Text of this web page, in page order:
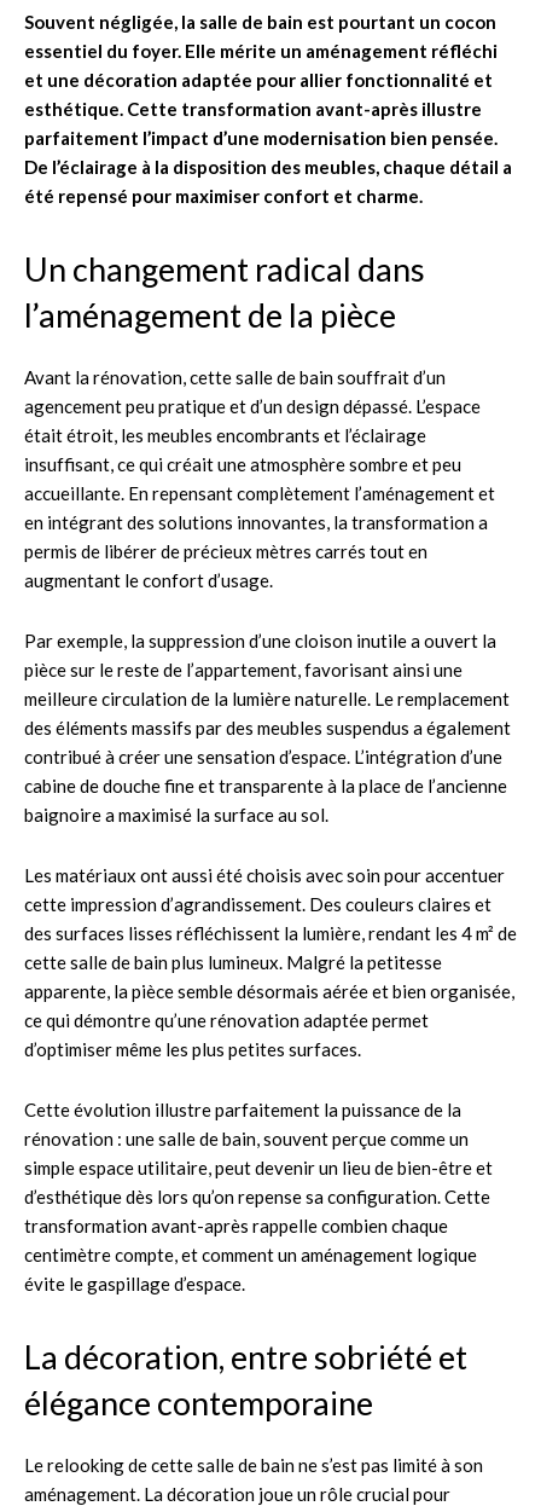
Souvent négligée, la salle de bain est pourtant un cocon
essentiel du foyer. Elle mérite un aménagement réfléchi
et une décoration adaptée pour allier fonctionnalité et
esthétique. Cette transformation avant-après illustre
parfaitement l’impact d’une modernisation bien pensée.
De l’éclairage à la disposition des meubles, chaque détail a
été repensé pour maximiser confort et charme.
Un changement radical dans
l’aménagement de la pièce
Avant la rénovation, cette salle de bain souffrait d’un
agencement peu pratique et d’un design dépassé. L’espace
était étroit, les meubles encombrants et l’éclairage
insuffisant, ce qui créait une atmosphère sombre et peu
accueillante. En repensant complètement l’aménagement et
en intégrant des solutions innovantes, la transformation a
permis de libérer de précieux mètres carrés tout en
augmentant le confort d’usage.
Par exemple, la suppression d’une cloison inutile a ouvert la
pièce sur le reste de l’appartement, favorisant ainsi une
meilleure circulation de la lumière naturelle. Le remplacement
des éléments massifs par des meubles suspendus a également
contribué à créer une sensation d’espace. L’intégration d’une
cabine de douche fine et transparente à la place de l’ancienne
baignoire a maximisé la surface au sol.
Les matériaux ont aussi été choisis avec soin pour accentuer
cette impression d’agrandissement. Des couleurs claires et
des surfaces lisses réfléchissent la lumière, rendant les 4 m² de
cette salle de bain plus lumineux. Malgré la petitesse
apparente, la pièce semble désormais aérée et bien organisée,
ce qui démontre qu’une rénovation adaptée permet
d’optimiser même les plus petites surfaces.
Cette évolution illustre parfaitement la puissance de la
rénovation : une salle de bain, souvent perçue comme un
simple espace utilitaire, peut devenir un lieu de bien-être et
d’esthétique dès lors qu’on repense sa configuration. Cette
transformation avant-après rappelle combien chaque
centimètre compte, et comment un aménagement logique
évite le gaspillage d’espace.
La décoration, entre sobriété et
élégance contemporaine
Le relooking de cette salle de bain ne s’est pas limité à son
aménagement. La décoration joue un rôle crucial pour